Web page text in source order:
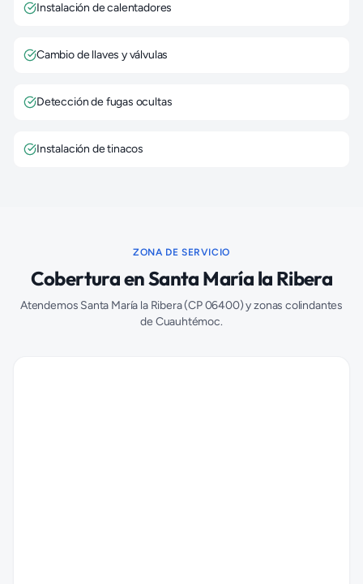
Instalación de calentadores
Cambio de llaves y válvulas
Detección de fugas ocultas
Instalación de tinacos
ZONA DE SERVICIO
Cobertura enSanta María la Ribera
Atendemos Santa María la Ribera(CP06400) y zonas colindantes
de Cuauhtémoc.